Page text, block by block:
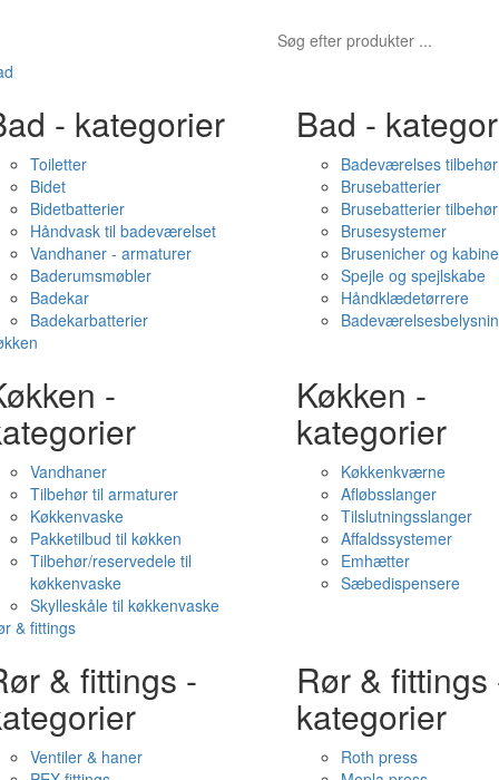
- kategorier
Toiletter
Bidet
Bidetbatterier
Håndvask til badeværelset
Vandhaner - armaturer
Baderumsmøbler
Badekar
Badekarbatterier
Bad -
Badeværelses tilbehør
Brusebatterier
Brusebatterier tilbehør
Brusesystemer
Brusenicher og
Spejle og spejlskabe
Håndklædetørrere
-
Vandhaner
Tilbehør til armaturer
Køkkenvaske
Pakketilbud til køkken
Tilbehør/reservedele til
køkkenvaske
Skylleskåle til køkkenvaske
Køkken -
kategorier
Køkkenkværne
Afløbsslanger
Tilslutningsslanger
Affaldssystemer
Emhætter
Sæbedispensere
& fittings
& fittings -
Ventiler & haner
Rør & fittings
kategorier
Roth press